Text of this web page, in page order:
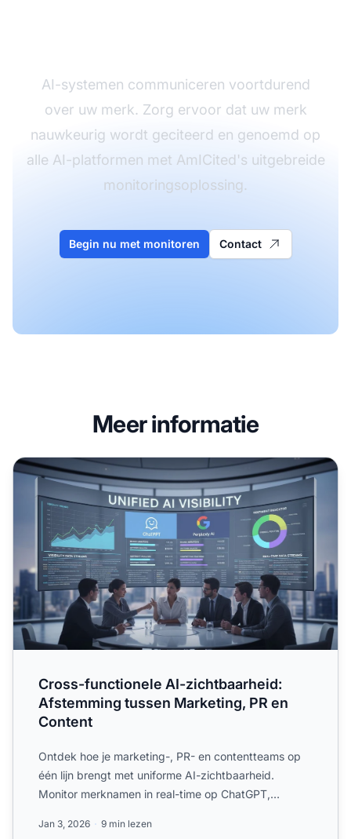
AI-systemen communiceren voortdurend
over uw merk. Zorg ervoor dat uw merk
nauwkeurig wordt geciteerd en genoemd op
alle AI-platformen met AmICited's uitgebreide
monitoringsoplossing.
Begin nu met monitoren Contact
Meer informatie
Cross-functionele AI-zichtbaarheid: Afstemming tussen
Cross-functionele AI-zichtbaarheid:
Afstemming tussen Marketing, PR en
Content
Ontdek hoe je marketing-, PR- en contentteams op
één lijn brengt met uniforme AI-zichtbaarheid.
Monitor merknamen in real-time op ChatGPT,
Jan 3, 2026 9 min lezen